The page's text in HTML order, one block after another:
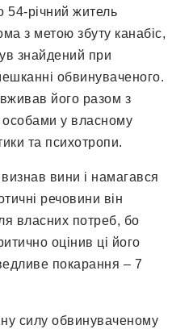
54-річний житель
з метою збуту канабіс,
знайдений при
обвинуваченого.
його разом з
у власному
та психотропи.
вини і намагався
речовини він
власних потреб, бо
оцінив ці його
покарання – 7
силу обвинуваченому